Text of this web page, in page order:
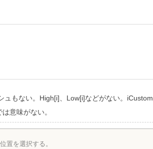
もない。High[i]、Low[i]などがない。iCustom
意味がない。
置を選択する。